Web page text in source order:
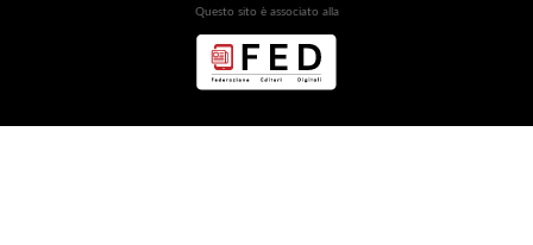
Questo sito è associato alla